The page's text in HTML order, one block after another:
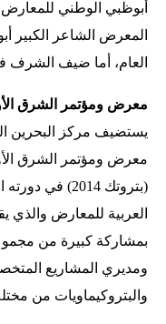
أبوظبي الوطني للمعارض
المعرض الشاعر الكبير
العام، أما ضيف الشرف
معرض ومؤتمر الشرق
يستضيف مركز البحرين
معرض ومؤتمر الشرق
(بتروتك 2014)
بمشاركة كبيرة من
ومديري المشاريع
والبتروكيماويات من